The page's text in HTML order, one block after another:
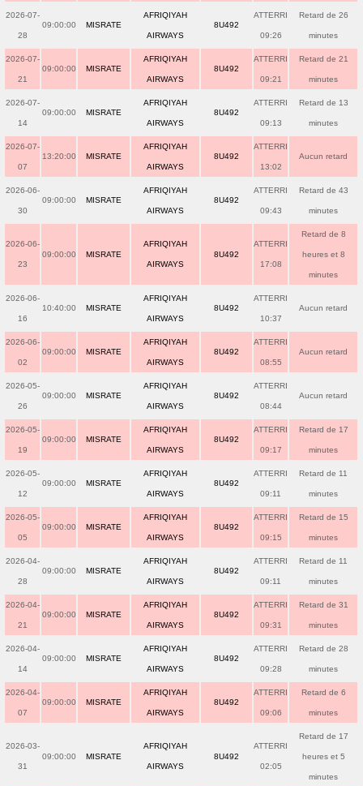
2026-07-
28
09:00:00 MISRATE
AFRIQIYAH
AIRWAYS
8U492
ATTERRI
09:26
Retard de 26
minutes
2026-07-
21
09:00:00 MISRATE
AFRIQIYAH
AIRWAYS
8U492
ATTERRI
09:21
Retard de 21
minutes
2026-07-
14
09:00:00 MISRATE
AFRIQIYAH
AIRWAYS
8U492
ATTERRI
09:13
Retard de 13
minutes
2026-07-
07
13:20:00 MISRATE
AFRIQIYAH
AIRWAYS
8U492
ATTERRI
13:02
Aucun retard
2026-06-
30
09:00:00 MISRATE
AFRIQIYAH
AIRWAYS
8U492
ATTERRI
09:43
Retard de 43
minutes
2026-06-
23
09:00:00 MISRATE
AFRIQIYAH
AIRWAYS
8U492
ATTERRI
17:08
Retard de 8
heures et 8
minutes
2026-06-
16
10:40:00 MISRATE
AFRIQIYAH
AIRWAYS
8U492
ATTERRI
10:37
Aucun retard
2026-06-
02
09:00:00 MISRATE
AFRIQIYAH
AIRWAYS
8U492
ATTERRI
08:55
Aucun retard
2026-05-
26
09:00:00 MISRATE
AFRIQIYAH
AIRWAYS
8U492
ATTERRI
08:44
Aucun retard
2026-05-
19
09:00:00 MISRATE
AFRIQIYAH
AIRWAYS
8U492
ATTERRI
09:17
Retard de 17
minutes
2026-05-
12
09:00:00 MISRATE
AFRIQIYAH
AIRWAYS
8U492
ATTERRI
09:11
Retard de 11
minutes
2026-05-
05
09:00:00 MISRATE
AFRIQIYAH
AIRWAYS
8U492
ATTERRI
09:15
Retard de 15
minutes
2026-04-
28
09:00:00 MISRATE
AFRIQIYAH
AIRWAYS
8U492
ATTERRI
09:11
Retard de 11
minutes
2026-04-
21
09:00:00 MISRATE
AFRIQIYAH
AIRWAYS
8U492
ATTERRI
09:31
Retard de 31
minutes
2026-04-
14
09:00:00 MISRATE
AFRIQIYAH
AIRWAYS
8U492
ATTERRI
09:28
Retard de 28
minutes
2026-04-
07
09:00:00 MISRATE
AFRIQIYAH
AIRWAYS
8U492
ATTERRI
09:06
Retard de 6
minutes
2026-03-
31
09:00:00 MISRATE
AFRIQIYAH
AIRWAYS
8U492
ATTERRI
02:05
Retard de 17
heures et 5
minutes